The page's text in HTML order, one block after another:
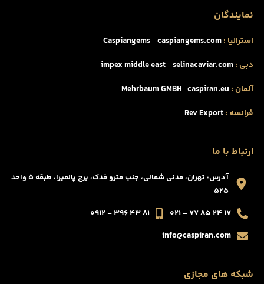
نمایندگان
استرالیا : Caspiangemscaspiangems.com
دبی :
impex middle eastselinacaviar.com
آلمان :
Mehrbaum GMBHcaspiran.eu
فرانسه :Rev Export
ارتباط با ما
آدرس: تهران، مدنی شمالی، جنب مترو فدک، برج پالمیرا، طبقه ۵ واحد
۵۲۵
۱۷ ۲۴ ۸۵ ۷۷ - ۰۲۱
۸۱ ۴۳ ۳۹۶ - ۰۹۱۲
info@caspiran.com
شبکه های مجازی